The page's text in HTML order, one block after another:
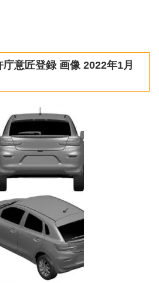
意匠登録 画像 2022年1月